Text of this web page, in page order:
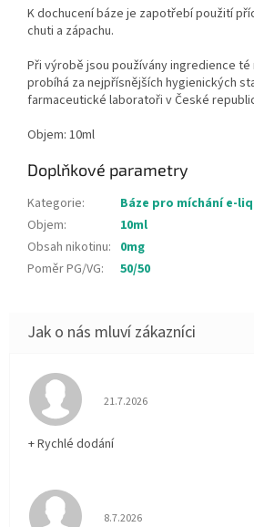
K dochucení báze je zapotřebí použití
chuti a zápachu.
Při výrobě jsou používány ingredience
probíhá za nejpřísnějších hygienických
farmaceutické laboratoři v České
Objem: 10ml
Doplňkové parametry
Kategorie:
Báze pro míchání e-
Objem:
10ml
Obsah nikotinu: 0mg
Poměr PG/VG: 50/50
Hodnocení obchodu je 5 z 5
21.7.2026
+ Rychlé dodání
Hodnocení obchodu je 5 z 5
8.7.2026